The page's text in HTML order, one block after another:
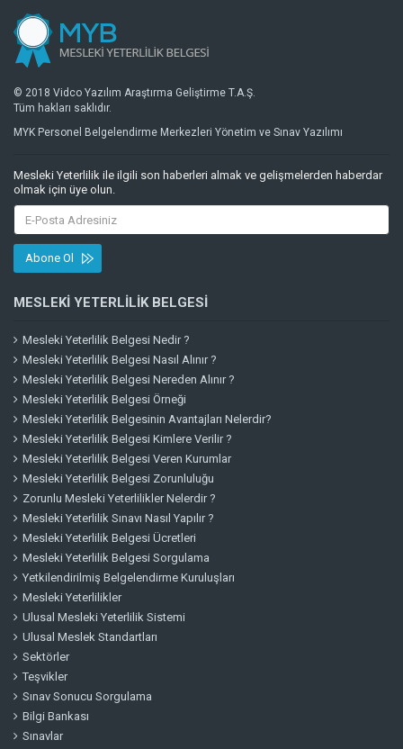
© 2018 Vidco Yazılım Araştırma Geliştirme T.A.Ş.
Tüm hakları saklıdır.
MYK Personel Belgelendirme Merkezleri Yönetim ve Sınav Yazılımı
Mesleki Yeterlilik ile ilgili son haberleri almak ve gelişmelerden haberdar
olmak için üye olun.
Abone Ol
MESLEKI YETERLILIK BELGESI
Mesleki Yeterlilik Belgesi Nedir ?
Mesleki Yeterlilik Belgesi Nasıl Alınır ?
Mesleki Yeterlilik Belgesi Nereden Alınır ?
Mesleki Yeterlilik Belgesi Örneği
Mesleki Yeterlilik Belgesinin Avantajları Nelerdir?
Mesleki Yeterlilik Belgesi Kimlere Verilir ?
Mesleki Yeterlilik Belgesi Veren Kurumlar
Mesleki Yeterlilik Belgesi Zorunluluğu
Zorunlu Mesleki Yeterlilikler Nelerdir ?
Mesleki Yeterlilik Sınavı Nasıl Yapılır ?
Mesleki Yeterlilik Belgesi Ücretleri
Mesleki Yeterlilik Belgesi Sorgulama
Yetkilendirilmiş Belgelendirme Kuruluşları
Mesleki Yeterlilikler
Ulusal Mesleki Yeterlilik Sistemi
Ulusal Meslek Standartları
Sektörler
Teşvikler
Sınav Sonucu Sorgulama
Bilgi Bankası
Sınavlar